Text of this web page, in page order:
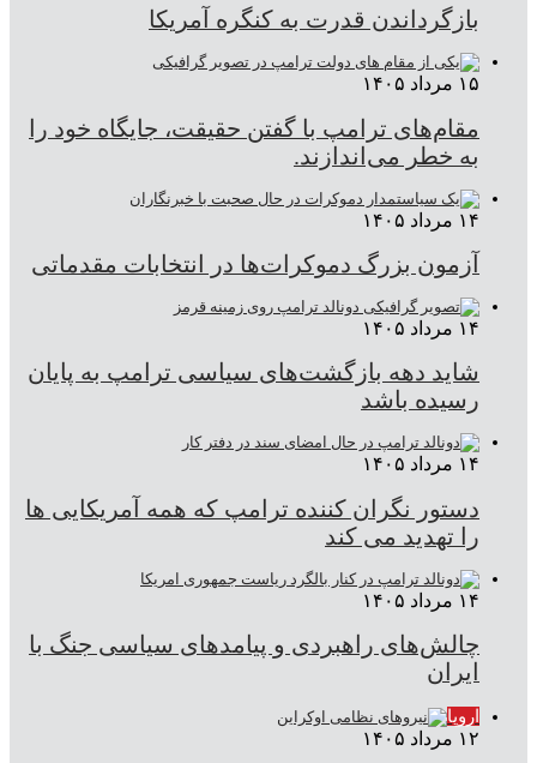
بازگرداندن قدرت به کنگره آمریکا
۱۵ مرداد ۱۴۰۵
مقام‌های ترامپ با گفتن حقیقت، جایگاه خود را
به خطر می‌اندازند.
۱۴ مرداد ۱۴۰۵
آزمون بزرگ دموکرات‌ها در انتخابات مقدماتی
۱۴ مرداد ۱۴۰۵
شاید دهه بازگشت‌های سیاسی ترامپ به پایان
رسیده باشد
۱۴ مرداد ۱۴۰۵
دستور نگران کننده ترامپ که همه آمریکایی ها
را تهدید می کند
۱۴ مرداد ۱۴۰۵
چالش‌های راهبردی و پیامدهای سیاسی جنگ با
ایران
اروپا
۱۲ مرداد ۱۴۰۵